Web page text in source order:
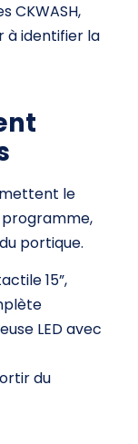
CKWASH,
à identifier la
le
portique.
15”,
LED avec
du